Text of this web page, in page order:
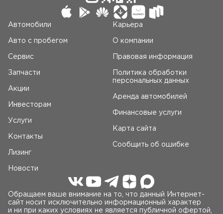
Автомобили
Авто c пробегом
Сервис
Запчасти
Акции
Инвесторам
Услуги
Контакты
Лизинг
Новости
Карьера
О компании
Правовая информация
Политика обработки
персональных данных
Аренда автомобилей
Финансовые услуги
Карта сайта
Сообщить об ошибке
Обращаем ваше внимание на то, что данный Интернет-
сайт носит исключительно информационный характер
и ни при каких условиях не является публичной офертой,